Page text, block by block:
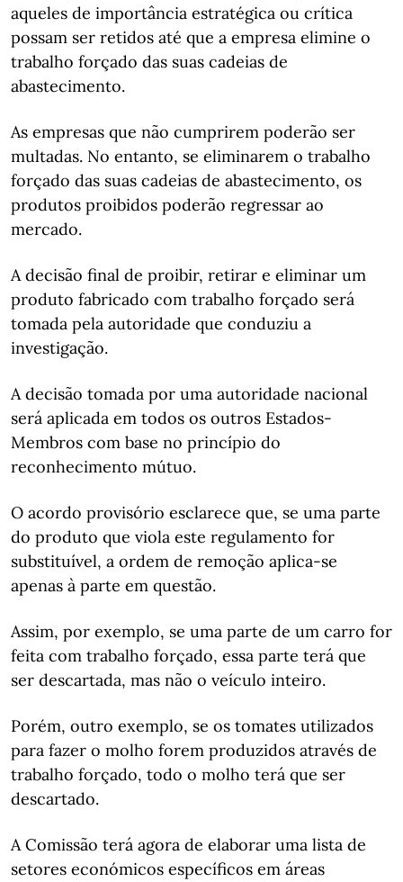
aqueles de importância estratégica ou crítica
possam ser retidos até que a empresa elimine o
trabalho forçado das suas cadeias de
abastecimento.
As empresas que não cumprirem poderão ser
multadas. No entanto, se eliminarem o trabalho
forçado das suas cadeias de abastecimento, os
produtos proibidos poderão regressar ao
mercado.
A decisão final de proibir, retirar e eliminar um
produto fabricado com trabalho forçado será
tomada pela autoridade que conduziu a
investigação.
A decisão tomada por uma autoridade nacional
será aplicada em todos os outros Estados-
Membros com base no princípio do
reconhecimento mútuo.
O acordo provisório esclarece que, se uma parte
do produto que viola este regulamento for
substituível, a ordem de remoção aplica-se
apenas à parte em questão.
Assim, por exemplo, se uma parte de um carro for
feita com trabalho forçado, essa parte terá que
ser descartada, mas não o veículo inteiro.
Porém, outro exemplo, se os tomates utilizados
para fazer o molho forem produzidos através de
trabalho forçado, todo o molho terá que ser
descartado.
A Comissão terá agora de elaborar uma lista de
setores económicos específicos em áreas